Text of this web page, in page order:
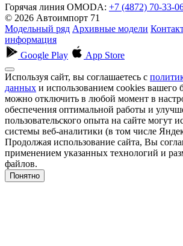
Горячая линия OMODA: +7 (4872) 70-33-
© 2026 Автоимпорт 71
Модельный ряд Архивные модели
информация
Google Play
App Store
Используя сайт, вы соглашаетесь с
данных и использованием cookies вашего
можно отключить в любой момент в
обеспечения оптимальной работы и
пользовательского опыта на сайте могут
системы веб-аналитики (в том числе
Продолжая использование сайта, Вы
применением указанных технологий и
файлов.
Понятно